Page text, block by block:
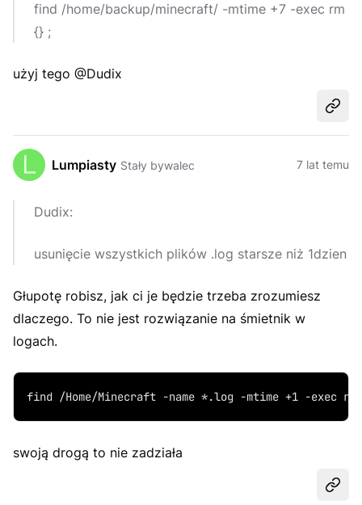
find /home/backup/minecraft/ -mtime +7 -exec rm
{} ;
użyj tego @Dudix
Lumpiasty Stały bywalec 7 lat temu
Dudix:
usunięcie wszystkich plików .log starsze niż 1dzien
Głupotę robisz, jak ci je będzie trzeba zrozumiesz
dlaczego. To nie jest rozwiązanie na śmietnik w
logach.
find /Home/Minecraft -name *.log -mtime +1 -exec
swoją drogą to nie zadziała